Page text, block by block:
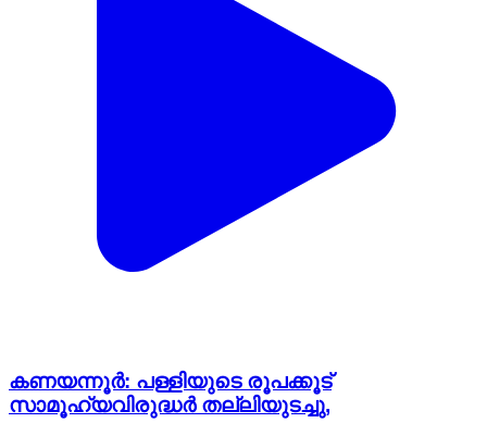
കണയന്നൂർ: പള്ളിയുടെ രൂപക്കൂട്
സാമൂഹ്യവിരുദ്ധർ തല്ലിയുടച്ചു,